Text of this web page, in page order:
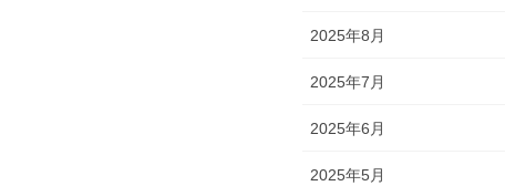
2025年8月
2025年7月
2025年6月
2025年5月